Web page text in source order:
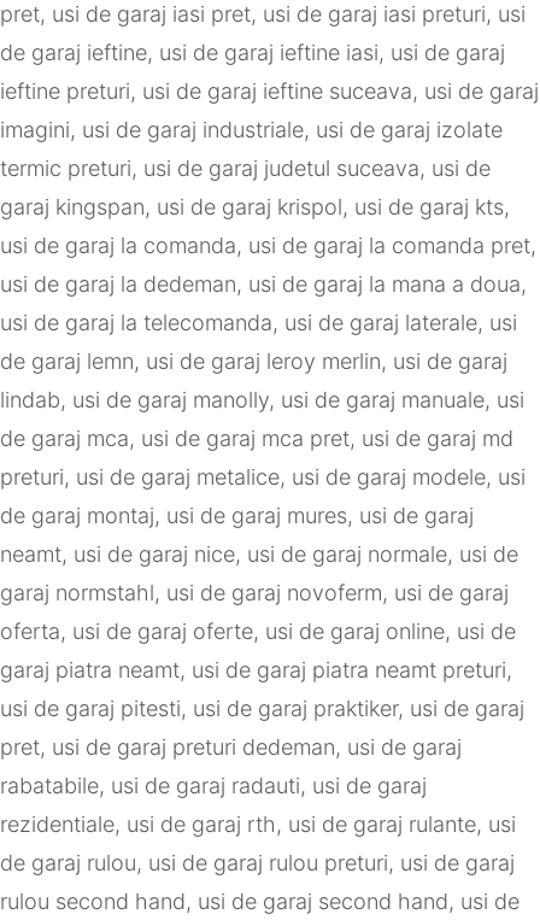
pret, usi de garaj iasi pret, usi de garaj iasi preturi, usi
de garaj ieftine, usi de garaj ieftine iasi, usi de garaj
ieftine preturi, usi de garaj ieftine suceava, usi de garaj
imagini, usi de garaj industriale, usi de garaj izolate
termic preturi, usi de garaj judetul suceava, usi de
garaj kingspan, usi de garaj krispol, usi de garaj kts,
usi de garaj la comanda, usi de garaj la comanda pret,
usi de garaj la dedeman, usi de garaj la mana a doua,
usi de garaj la telecomanda, usi de garaj laterale, usi
de garaj lemn, usi de garaj leroy merlin, usi de garaj
lindab, usi de garaj manolly, usi de garaj manuale, usi
de garaj mca, usi de garaj mca pret, usi de garaj md
preturi, usi de garaj metalice, usi de garaj modele, usi
de garaj montaj, usi de garaj mures, usi de garaj
neamt, usi de garaj nice, usi de garaj normale, usi de
garaj normstahl, usi de garaj novoferm, usi de garaj
oferta, usi de garaj oferte, usi de garaj online, usi de
garaj piatra neamt, usi de garaj piatra neamt preturi,
usi de garaj pitesti, usi de garaj praktiker, usi de garaj
pret, usi de garaj preturi dedeman, usi de garaj
rabatabile, usi de garaj radauti, usi de garaj
rezidentiale, usi de garaj rth, usi de garaj rulante, usi
de garaj rulou, usi de garaj rulou preturi, usi de garaj
rulou second hand, usi de garaj second hand, usi de